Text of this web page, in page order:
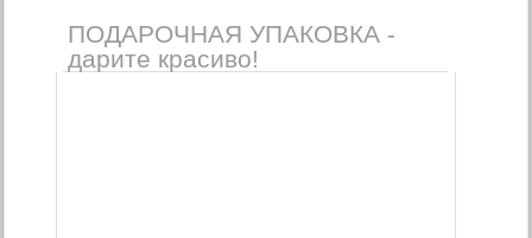
ПОДАРОЧНАЯ УПАКОВКА -
дарите красиво!